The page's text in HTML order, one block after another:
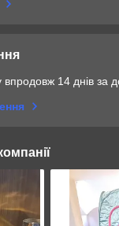
14 днів за